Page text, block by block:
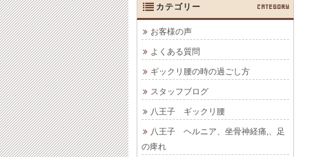
カテゴリー CATEGORY
お客様の声
よくある質問
ギックリ腰の時の過ごし方
スタッフブログ
八王子 ギックリ腰
八王子 ヘルニア、坐骨神経痛,、足
の痺れ